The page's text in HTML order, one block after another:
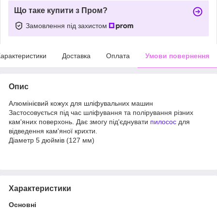
Що таке купити з Пром?
Замовлення під захистом
Доставка Оплата Умови повернення
Опис
Алюмінієвий кожух для шліфувальних машин
Застосовується під час шліфування та полірування різних
кам'яних поверхонь. Дає змогу під'єднувати пилосос для
відведення кам'яної крихти.
Діаметр 5 дюймів (127 мм)
Характеристики
Основні